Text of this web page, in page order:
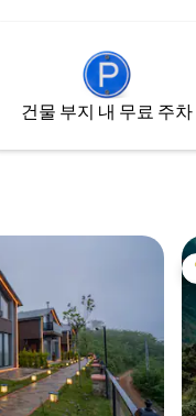
건물 부지 내 무료 주차